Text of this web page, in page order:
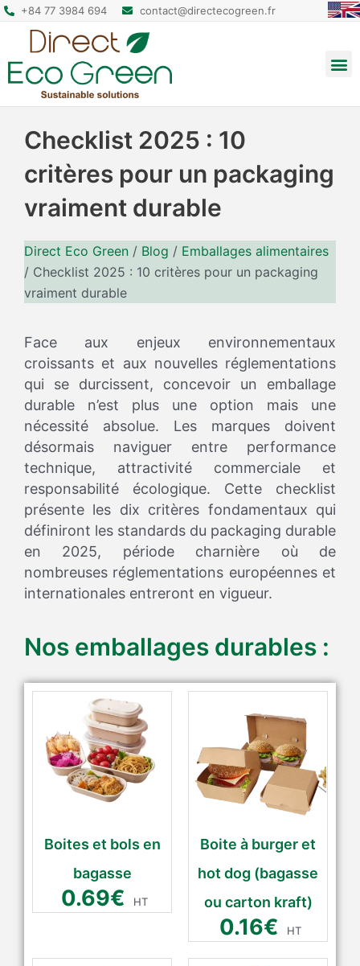
+84 77 3984 694 contact@directecogreen.fr
Checklist 2025 : 10
critères pour un packaging
vraiment durable
Direct Eco Green / Blog / Emballages alimentaires
/ Checklist 2025 : 10 critères pour un packaging
vraiment durable
Face aux enjeux environnementaux
croissants et aux nouvelles réglementations
qui se durcissent, concevoir un emballage
durable n’est plus une option mais une
nécessité absolue. Les marques doivent
désormais naviguer entre performance
technique, attractivité commerciale et
responsabilité écologique. Cette checklist
présente les dix critères fondamentaux qui
définiront les standards du packaging durable
en 2025, période charnière où de
nombreuses réglementations européennes et
internationales entreront en vigueur.
Nos emballages durables :
Boites et bols en
bagasse
0.69€ HT
Boite à burger et
hot dog (bagasse
ou carton kraft)
0.16€ HT